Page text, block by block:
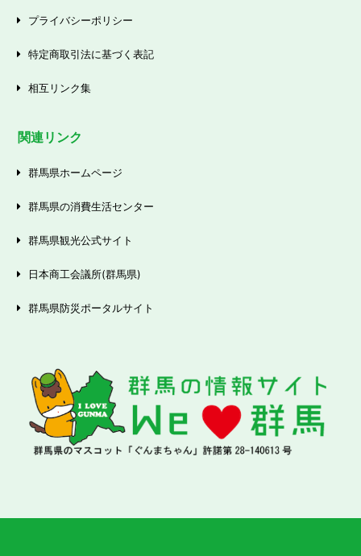
プライバシーポリシー
特定商取引法に基づく表記
相互リンク集
関連リンク
群馬県ホームページ
群馬県の消費生活センター
群馬県観光公式サイト
日本商工会議所(群馬県)
群馬県防災ポータルサイト